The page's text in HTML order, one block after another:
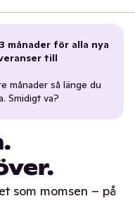
månader för alla nya
till
månader så länge du
Smidigt va?
som momsen – på